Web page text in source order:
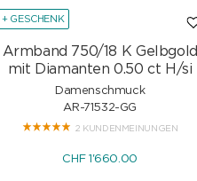
+ GESCHENK
Armband 750/18 K Gelbgold
mit Diamanten 0.50 ct H/si
Damenschmuck
AR-71532-GG
2 KUNDENMEINUNGEN
CHF 1'660.00